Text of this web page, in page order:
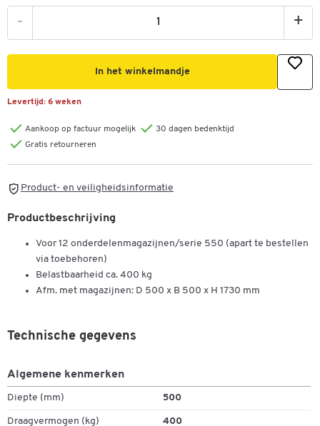
- +
In het winkelmandje
Levertijd: 6 weken
Aankoop op factuur mogelijk
30 dagen bedenktijd
Gratis retourneren
Product- en veiligheidsinformatie
Productbeschrijving
Voor 12 onderdelenmagazijnen/serie 550 (apart te bestellen
via toebehoren)
Belastbaarheid ca. 400 kg
Afm. met magazijnen: D 500 x B 500 x H 1730 mm
Technische gegevens
Algemene kenmerken
Diepte (mm) 500
Draagvermogen (kg) 400